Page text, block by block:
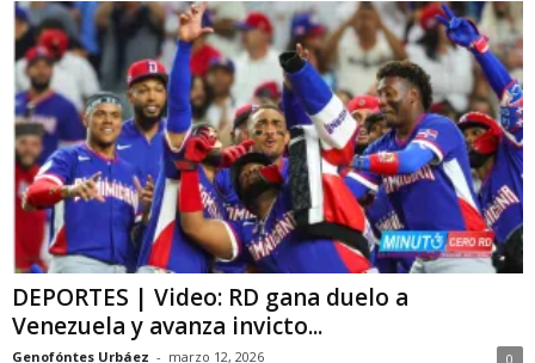
DEPORTES | Video: RD gana duelo a
Venezuela y avanza invicto...
Genofóntes Urbáez - marzo 12, 2026 0